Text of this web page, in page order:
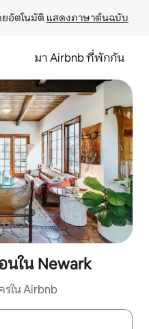
อัตโนมัติ แสดงภาษาต้นฉบับ
มา Airbnb ที่พักกัน
ใน Newark
ใน Airbnb